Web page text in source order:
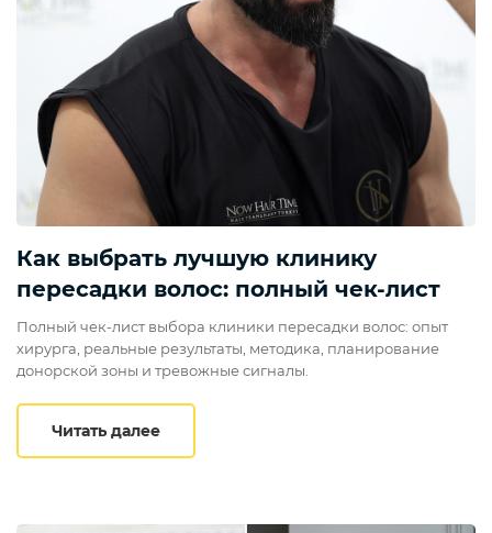
Как выбрать лучшую клинику
пересадки волос: полный чек-лист
Полный чек-лист выбора клиники пересадки волос: опыт
хирурга, реальные результаты, методика, планирование
донорской зоны и тревожные сигналы.
Читать далееКак выбрать лучшую клинику